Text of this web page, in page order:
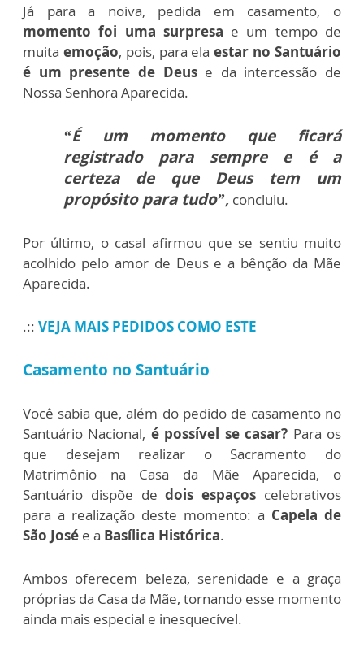
Já para a noiva, pedida em casamento, o
momento foi uma surpresa e um tempo de
muita emoção, pois, para elaestar no Santuário
é um presente de Deuse da intercessão de
Nossa Senhora Aparecida.
“É um momento que ficará
registrado para sempre e é a
certeza de que Deus tem um
propósito para tudo”, concluiu.
Por último, o casal afirmou que se sentiu muito
acolhido pelo amor de Deus e a bênção da Mãe
Aparecida.
.:: VEJA MAIS PEDIDOS COMO ESTE
Casamento no Santuário
Você sabia que, além do pedido de casamento no
Santuário Nacional, é possível se casar? Para os
que desejam realizar o Sacramento do
Matrimônio na Casa da Mãe Aparecida, o
Santuário dispõe dedois espaços celebrativos
para a realização deste momento: a Capela de
São José e a Basílica Histórica.
Ambos oferecem beleza, serenidade e a graça
próprias da Casa da Mãe, tornando esse momento
ainda mais especial e inesquecível.